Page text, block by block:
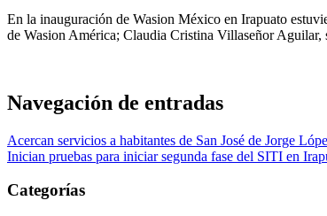
En la inauguración de Wasion México en Irapuato
de Wasion América; Claudia Cristina Villaseñor Aguilar,
Navegación de entradas
Acercan servicios a habitantes de San José de Jorge
Inician pruebas para iniciar segunda fase del SITI en
Categorías